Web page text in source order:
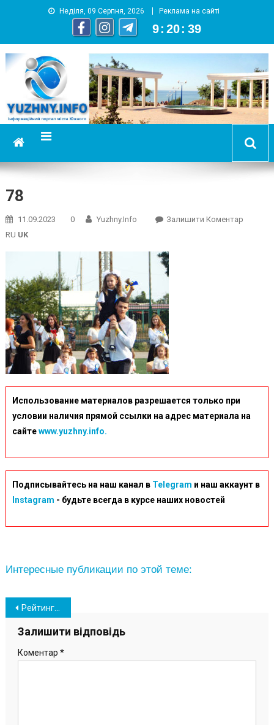
Неділя, 09 Серпня, 2026 Реклама на сайті
9 : 20 : 40
YUZHNY.INFO
информационный портал города Южный
78
11.09.2023 0 Yuzhny.info Залишити КоментарOn
RU UK
Использование материалов разрешается только при
условии наличия прямой ссылки на адрес материала на
сайтеwww.yuzhny.info.
Подписывайтесь на наш канал в Telegram и наш аккаунт в
Instagram - будьте всегда в курсе наших новостей
Интересные публикации по этой теме:
Навігація
записів
Рейтинг шкіл Одещини 2023: які місця посіли заклади освіти Южненської ОТГ
Залишити відповідь
Коментар *